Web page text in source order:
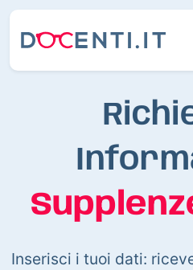
Inserisci i tuoi dati: